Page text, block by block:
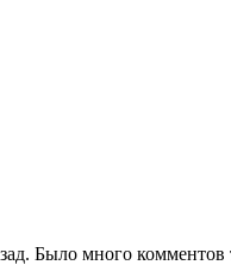
Было много